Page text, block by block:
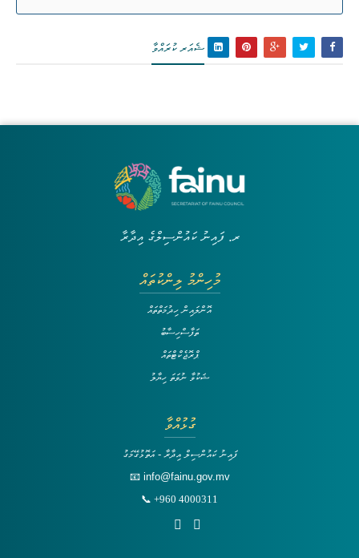
ޝެއަރ ކުރައްވާ
ރ. ފައިނު ކައުންސިލްގެ އިދާރާ
މުހިންމު ލިންކުތައް
އޮންލައިން ހިދުމަތްތައް
ތަފާސްހިސާބު
ޕްރޮޖެކްޓްތައް
ޝަކުވާ ނުވަތަ ހިޔާލު
ގުޅުއްވާ
ފައިނު ކައުންސިލް އިދާރާ - އަތޮޅުގޭމަގު
📧 info@fainu.gov.mv
📞 +960 4000311